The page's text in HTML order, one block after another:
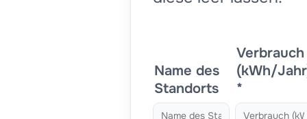
Name des
Standorts
Verbrauch
(kWh/
*